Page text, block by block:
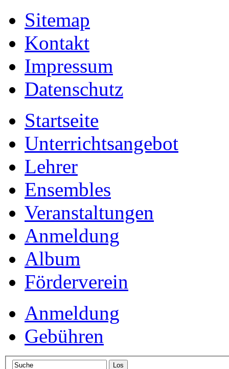
Sitemap
Kontakt
Impressum
Datenschutz
Startseite
Unterrichtsangebot
Lehrer
Ensembles
Veranstaltungen
Anmeldung
Album
Förderverein
Anmeldung
Gebühren